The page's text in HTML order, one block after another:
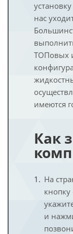
нас
ТОПовых
имеются
Как
На
кнопку
и